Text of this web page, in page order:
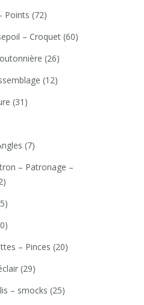
Points (72)
– Croquet (60)
(26)
(12)
(31)
(7)
– Patronage –
– Pinces (20)
(29)
– smocks (25)